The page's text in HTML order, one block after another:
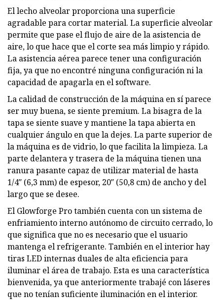
El lecho alveolar proporciona una superficie
agradable para cortar material. La superficie alveolar
permite que pase el flujo de aire de la asistencia de
aire, lo que hace que el corte sea más limpio y rápido.
La asistencia aérea parece tener una configuración
fija, ya que no encontré ninguna configuración ni la
capacidad de apagarla en el software.
La calidad de construcción de la máquina en sí parece
ser muy buena, se siente premium. La bisagra de la
tapa se siente suave y mantiene la tapa abierta en
cualquier ángulo en que la dejes. La parte superior de
la máquina es de vidrio, lo que facilita la limpieza. La
parte delantera y trasera de la máquina tienen una
ranura pasante capaz de utilizar material de hasta
1/4″ (6,3 mm) de espesor, 20″ (50,8 cm) de ancho y del
largo que se desee.
El Glowforge Pro también cuenta con un sistema de
enfriamiento interno autónomo de circuito cerrado, lo
que significa que no es necesario que el usuario
mantenga el refrigerante. También en el interior hay
tiras LED internas duales de alta eficiencia para
iluminar el área de trabajo. Esta es una característica
bienvenida, ya que anteriormente trabajé con láseres
que no tenían suficiente iluminación en el interior.